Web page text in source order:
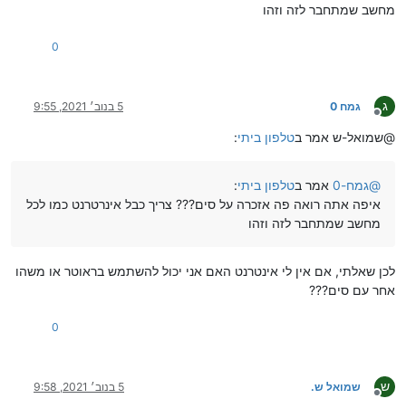
מחשב שמתחבר לזה וזהו
0
ג
מנותק
גמח 0 5 בנוב׳ 2021, 9:55
@שמואל-ש אמר בטלפון ביתי:
@גמח-0 אמר בטלפון ביתי:
איפה אתה רואה פה אזכרה על סים??? צריך כבל אינרטרנט כמו לכל
מחשב שמתחבר לזה וזהו
לכן שאלתי, אם אין לי אינטרנט האם אני יכול להשתמש בראוטר או משהו
אחר עם סים???
0
ש
מנותק
שמואל ש. 5 בנוב׳ 2021, 9:58